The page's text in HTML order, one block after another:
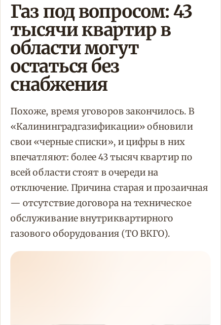
Газ под вопросом: 43
тысячи квартир в
области могут
остаться без
снабжения
Похоже, время уговоров закончилось. В
«Калининградгазификации» обновили
свои «черные списки», и цифры в них
впечатляют: более 43 тысяч квартир по
всей области стоят в очереди на
отключение. Причина старая и прозаичная
— отсутствие договора на техническое
обслуживание внутриквартирного
газового оборудования (ТО ВКГО).